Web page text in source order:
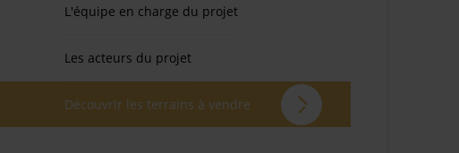
L'équipe en charge du projet
Les acteurs du projet
Découvrir les terrains à vendre